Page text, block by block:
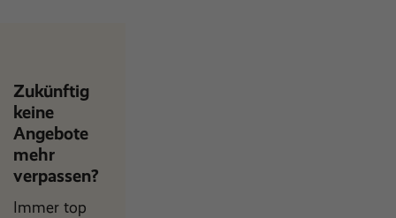
Zukünftig
keine
Angebote
mehr
verpassen?
Immer top